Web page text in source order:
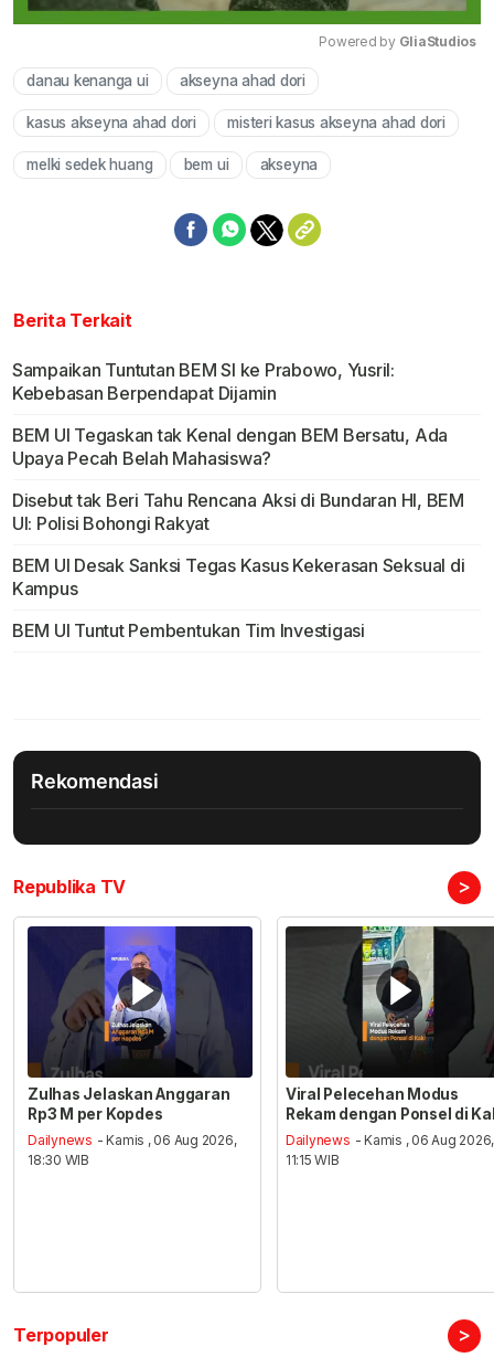
Powered by GliaStudios
danau kenanga ui akseyna ahad dori
kasus akseyna ahad dori misteri kasus akseyna ahad dori
melki sedek huang bem ui akseyna
Berita Terkait
Sampaikan Tuntutan BEM SI ke Prabowo, Yusril:
Kebebasan Berpendapat Dijamin
BEM UI Tegaskan tak Kenal dengan BEM Bersatu, Ada
Upaya Pecah Belah Mahasiswa?
Disebut tak Beri Tahu Rencana Aksi di Bundaran HI, BEM
UI: Polisi Bohongi Rakyat
BEM UI Desak Sanksi Tegas Kasus Kekerasan Seksual di
Kampus
BEM UI Tuntut Pembentukan Tim Investigasi
Rekomendasi
Republika TV >
Zulhas Jelaskan Anggaran
Rp3 M per Kopdes
Dailynews - Kamis , 06 Aug 2026,
18:30 WIB
Viral Pelecehan Modus
Rekam dengan Ponsel di
Dailynews - Kamis , 06 Aug 2026,
11:15 WIB
Terpopuler >